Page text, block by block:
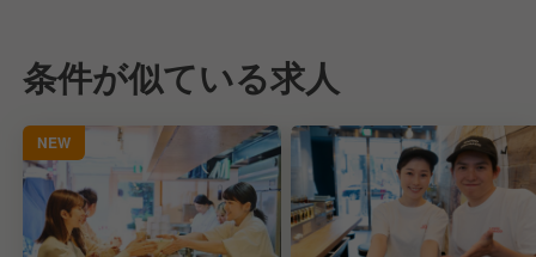
条件が似ている求人
NEW